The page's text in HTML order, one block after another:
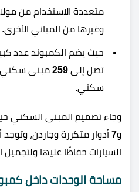
متعددة الاستخدام من
وغيرها من المباني الأخرى.
حيث يضم الكمبوند عدد
تصل إلى 259 مبنى
سكني.
وجاء تصميم المبنى السكني
و7 أدوار متكررة وجاردن،
السيارات حفاظًا عليها
مساحة الوحدات داخل